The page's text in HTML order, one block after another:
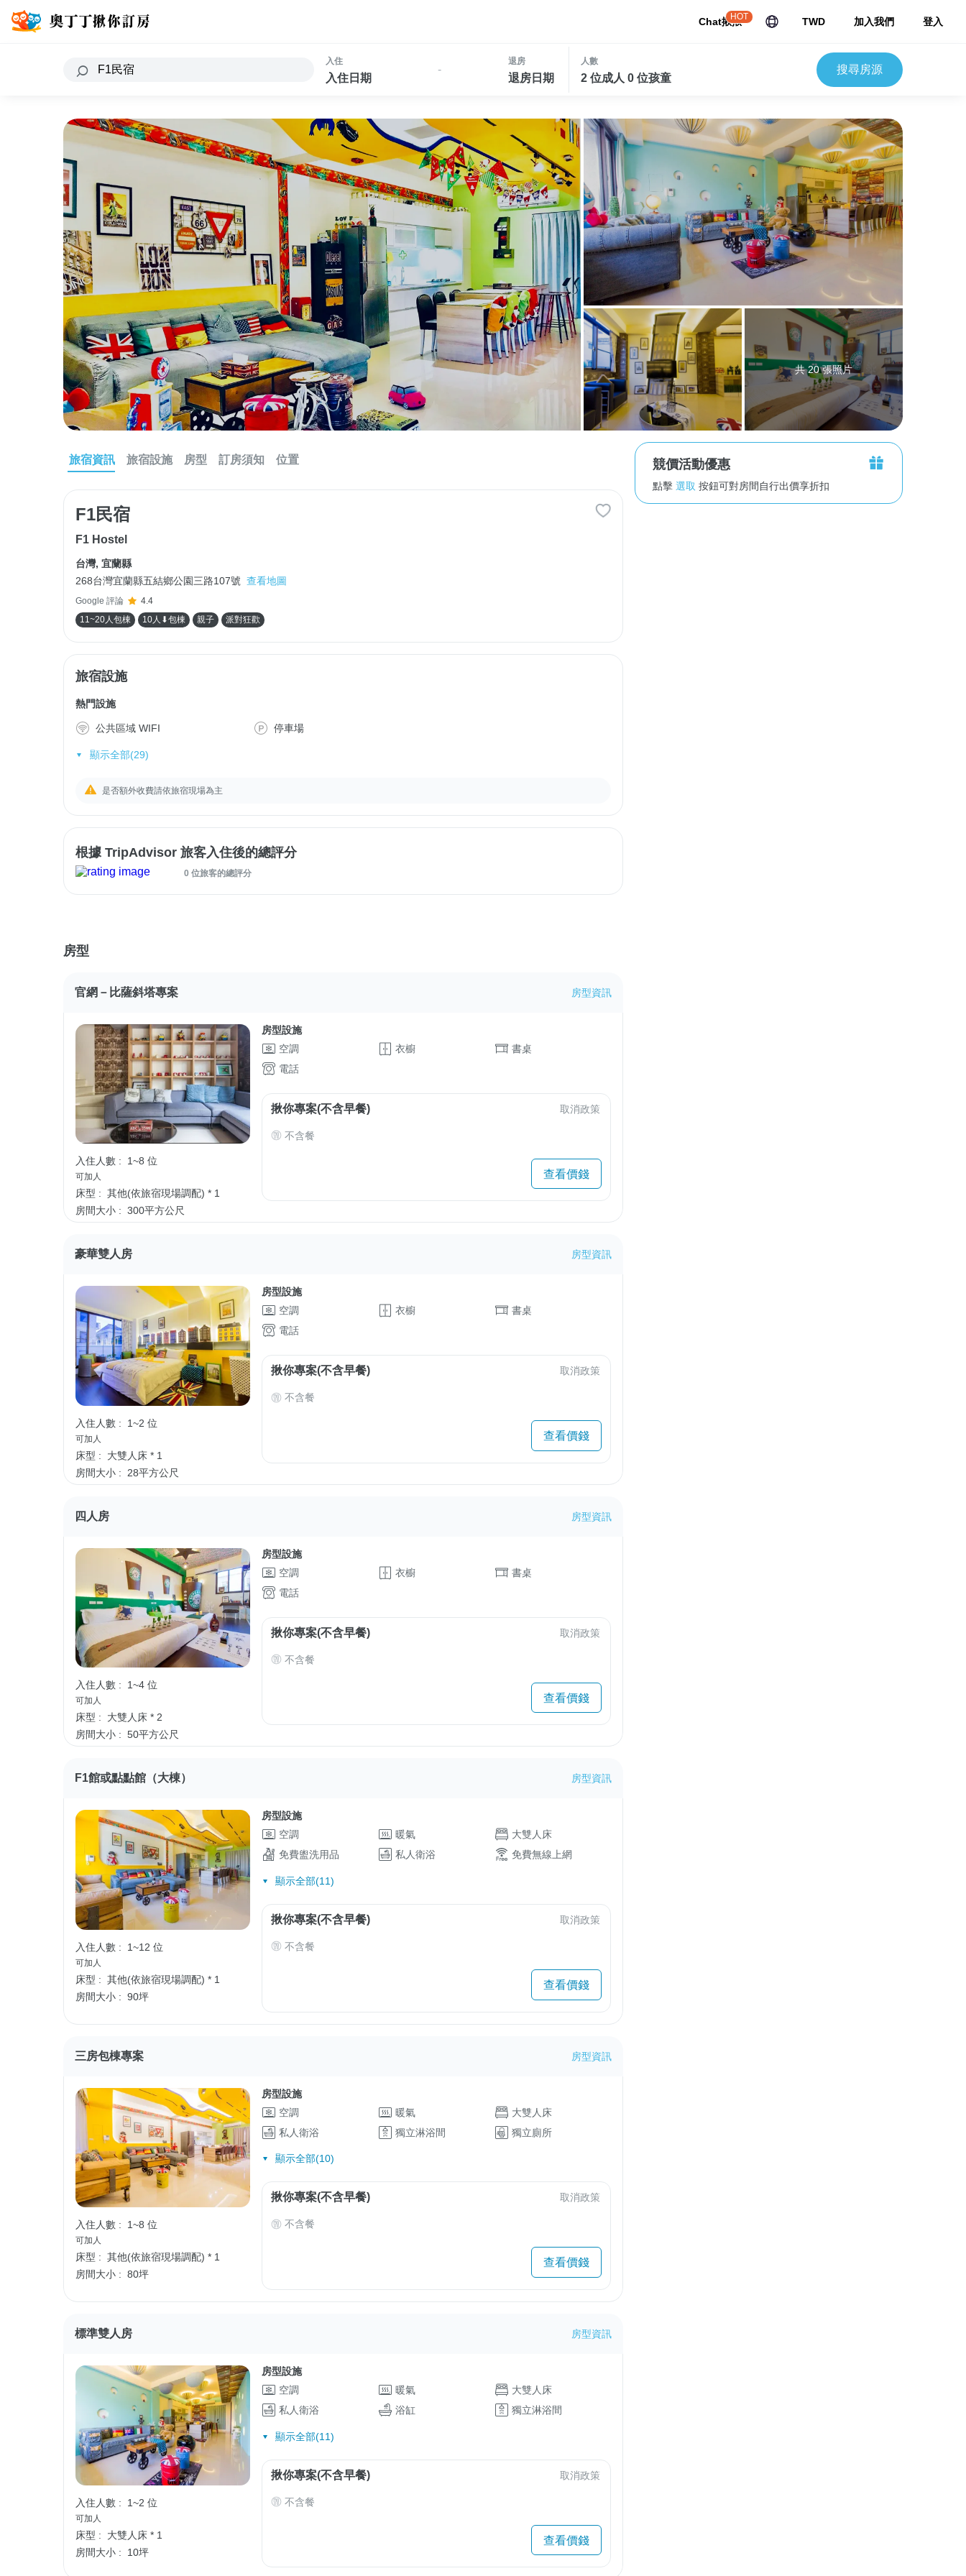
Chat揪揪
HOT TWD 加入我們 登入
入住
入住日期
-
退房
退房日期
人數
2 位成人 0 位孩童
搜尋房源
共 20 張照片
旅宿資訊 旅宿設施 房型 訂房須知 位置
F1民宿
F1 Hostel
台灣, 宜蘭縣
268台灣宜蘭縣五結鄉公園三路107號 查看地圖
Google 評論
4.4
11~20人包棟
10人⬇包棟 親子 派對狂歡
旅宿設施
熱門設施
公共區域 WIFI 停車場
顯示全部(29)
是否額外收費請依旅宿現場為主
根據 TripAdvisor 旅客入住後的總評分
0 位旅客的總評分
房型
官網－比薩斜塔專案 房型資訊
入住人數 : 1~8 位
可加人
床型 : 其他(依旅宿現場調配) * 1
房間大小 : 300平方公尺
房型設施
空調
衣櫥
書桌
電話
揪你專案(不含早餐) 取消政策
不含餐
查看價錢
豪華雙人房 房型資訊
入住人數 : 1~2 位
可加人
床型 :
大雙人床 * 1
房間大小 :
28平方公尺
房型設施
空調
衣櫥
書桌
電話
揪你專案(不含早餐) 取消政策
不含餐
查看價錢
四人房 房型資訊
入住人數 : 1~4 位
可加人
床型 :
大雙人床 * 2
房間大小 : 50平方公尺
房型設施
空調
衣櫥
書桌
電話
揪你專案(不含早餐) 取消政策
不含餐
查看價錢
F1館或點點館（大棟） 房型資訊
入住人數 : 1~12 位
可加人
床型 : 其他(依旅宿現場調配) * 1
房間大小 : 90坪
房型設施
空調
暖氣
大雙人床
免費盥洗用品
私人衛浴 免費無線上網
顯示全部(11)
揪你專案(不含早餐) 取消政策
不含餐
查看價錢
三房包棟專案 房型資訊
入住人數 : 1~8 位
可加人
床型 : 其他(依旅宿現場調配) * 1
房間大小 : 80坪
房型設施
空調
暖氣
大雙人床
私人衛浴
獨立淋浴間 獨立廁所
顯示全部(10)
揪你專案(不含早餐) 取消政策
不含餐
查看價錢
標準雙人房 房型資訊
入住人數 : 1~2 位
可加人
床型 :
大雙人床 * 1
房間大小 :
10坪
房型設施
空調
暖氣
大雙人床
私人衛浴
浴缸 獨立淋浴間
顯示全部(11)
揪你專案(不含早餐) 取消政策
不含餐
查看價錢
競價活動優惠
點擊 選取 按鈕可對房間自行出價享折扣